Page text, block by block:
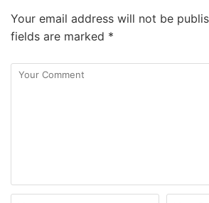
Your email address will not be
fields are marked *